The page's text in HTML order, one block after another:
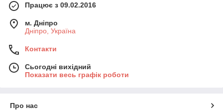
Працює з 09.02.2016
м. Дніпро
Дніпро, Україна
Контакти
Сьогодні вихідний
Показати весь графік роботи
Про нас